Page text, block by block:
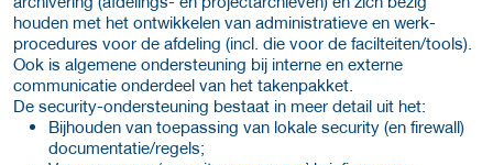
houden met het ontwikkelen van administratieve en werk-
procedures voor de afdeling (incl. die voor de facilteiten/tools).
Ook is algemene ondersteuning bij interne en externe
communicatie onderdeel van het takenpakket.
De security-ondersteuning bestaat in meer detail uit het:
Bijhouden van toepassing van lokale security (en firewall)
documentatie/regels;